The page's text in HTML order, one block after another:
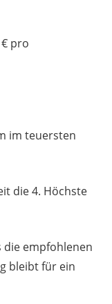
pro
im teuersten
die 4. Höchste
die empfohlenen
bleibt für ein